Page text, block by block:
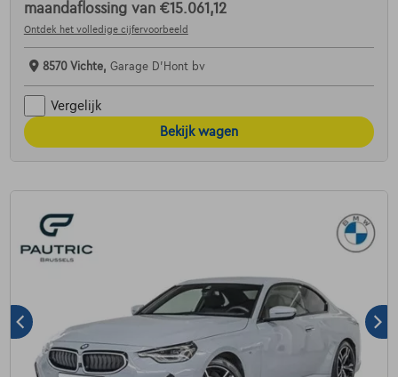
maandaflossing van €15.061,12
Ontdek het volledige cijfervoorbeeld
8570 Vichte, Garage D'Hont bv
Vergelijk
Bekijk wagen